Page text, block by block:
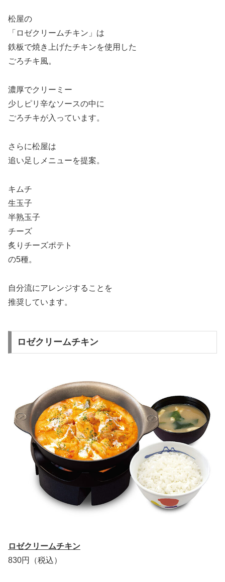
松屋の
「ロゼクリームチキン」は
鉄板で焼き上げたチキンを使用した
ごろチキ風。
濃厚でクリーミー
少しピリ辛なソースの中に
ごろチキが入っています。
さらに松屋は
追い足しメニューを提案。
キムチ
生玉子
半熟玉子
チーズ
炙りチーズポテト
の5種。
自分流にアレンジすることを
推奨しています。
ロゼクリームチキン
ロゼクリームチキン
830円（税込）